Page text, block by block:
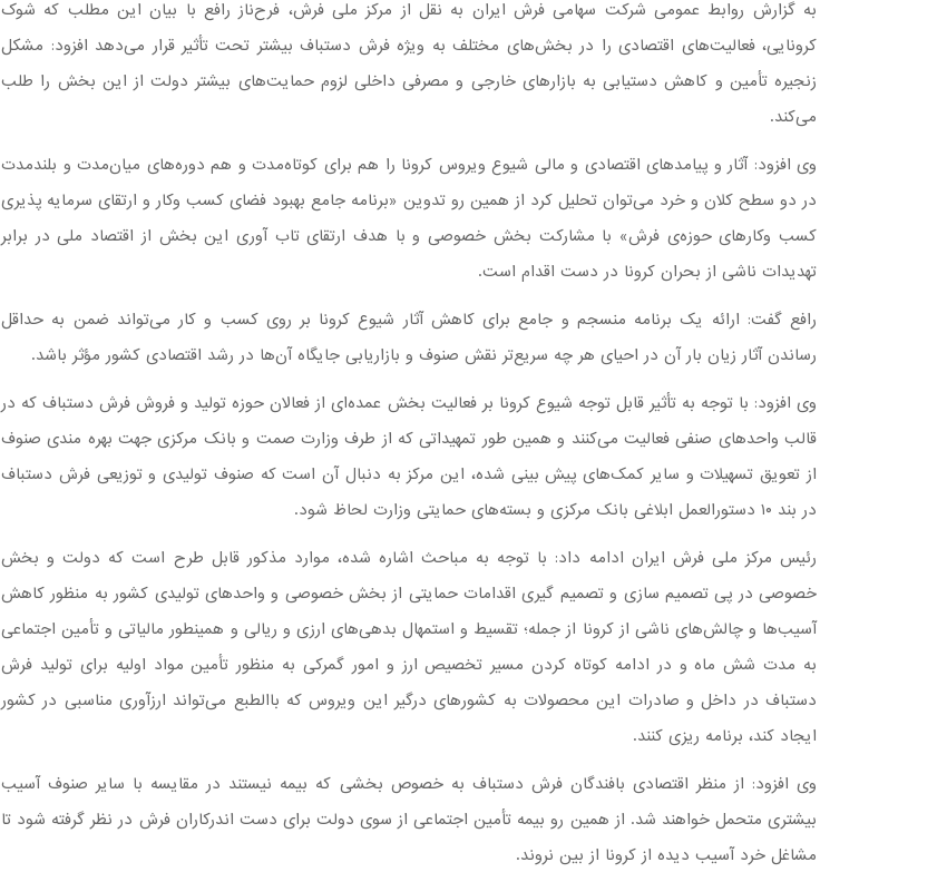
به گزارش روابط عمومی شرکت سهامی فرش ایران به نقل از مرکز ملی فرش، فرح‌ناز رافع با بیان این مطلب که شوک
کرونایی، فعالیت‌های اقتصادی را در بخش‌های مختلف به ویژه فرش دستباف بیشتر تحت تأثیر قرار می‌دهد افزود: مشکل
زنجیره تأمین و کاهش دستیابی به بازارهای خارجی و مصرفی داخلی لزوم حمایت‌های بیشتر دولت از این بخش را طلب
می‌کند.
وی افزود: آثار و پیامدهای اقتصادی و مالی شیوع ویروس کرونا را هم برای کوتاه‌مدت و هم دوره‌های میان‌مدت و بلندمدت
در دو سطح کلان و خرد می‌توان تحلیل کرد از همین رو تدوین «برنامه جامع بهبود فضای کسب وکار و ارتقای سرمایه پذیری
کسب وکارهای حوزه‌ی فرش» با مشارکت بخش خصوصی و با هدف ارتقای تاب آوری این بخش از اقتصاد ملی در برابر
تهدیدات ناشی از بحران کرونا در دست اقدام است.
رافع گفت: ارائه یک برنامه منسجم و جامع برای کاهش آثار شیوع کرونا بر روی کسب و کار می‌تواند ضمن به حداقل
رساندن آثار زیان بار آن در احیای هر چه سریع‌تر نقش صنوف و بازاریابی جایگاه آن‌ها در رشد اقتصادی کشور مؤثر باشد.
وی افزود: با توجه به تأثیر قابل توجه شیوع کرونا بر فعالیت بخش عمده‌ای از فعالان حوزه تولید و فروش فرش دستباف که در
قالب واحدهای صنفی فعالیت می‌کنند و همین طور تمهیداتی که از طرف وزارت صمت و بانک مرکزی جهت بهره مندی صنوف
از تعویق تسهیلات و سایر کمک‌های پیش بینی شده، این مرکز به دنبال آن است که صنوف تولیدی و توزیعی فرش دستباف
در بند ۱۰ دستورالعمل ابلاغی بانک مرکزی و بسته‌های حمایتی وزارت لحاظ شود.
رئیس مرکز ملی فرش ایران ادامه داد: با توجه به مباحث اشاره شده، موارد مذکور قابل طرح است که دولت و بخش
خصوصی در پی تصمیم سازی و تصمیم گیری اقدامات حمایتی از بخش خصوصی و واحدهای تولیدی کشور به منظور کاهش
آسیب‌ها و چالش‌های ناشی از کرونا از جمله؛ تقسیط و استمهال بدهی‌های ارزی و ریالی و همینطور مالیاتی و تأمین اجتماعی
به مدت شش ماه و در ادامه کوتاه کردن مسیر تخصیص ارز و امور گمرکی به منظور تأمین مواد اولیه برای تولید فرش
دستباف در داخل و صادرات این محصولات به کشورهای درگیر این ویروس که باالطبع می‌تواند ارزآوری مناسبی در کشور
ایجاد کند، برنامه ریزی کنند.
وی افزود: از منظر اقتصادی بافندگان فرش دستباف به خصوص بخشی که بیمه نیستند در مقایسه با سایر صنوف آسیب
بیشتری متحمل خواهند شد. از همین رو بیمه تأمین اجتماعی از سوی دولت برای دست اندرکاران فرش در نظر گرفته شود تا
مشاغل خرد آسیب دیده از کرونا از بین نروند.